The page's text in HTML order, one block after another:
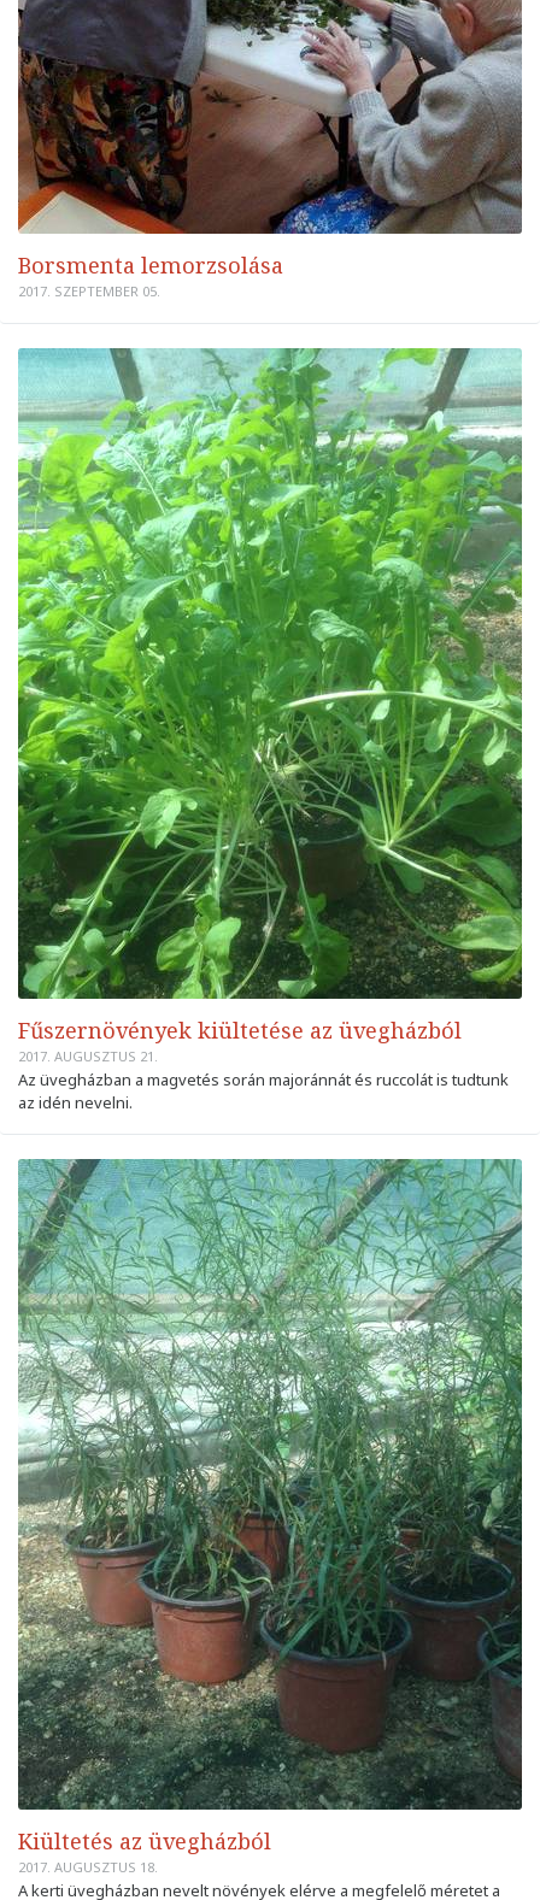
Borsmenta lemorzsolása
2017. SZEPTEMBER 05.
Fűszernövények kiültetése az üvegházból
2017. AUGUSZTUS 21.
Az üvegházban a magvetés során majoránnát és ruccolát is tudtunk
az idén nevelni.
Kiültetés az üvegházból
2017. AUGUSZTUS 18.
A kerti üvegházban nevelt növények elérve a megfelelő méretet a